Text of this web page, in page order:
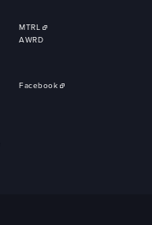
MTRL
AWRD
Facebook